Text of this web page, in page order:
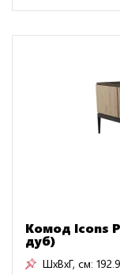
Комод Icons
дуб)
ШxВxГ, см: